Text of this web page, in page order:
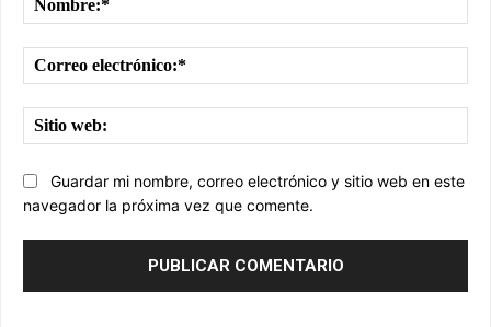
Guardar mi nombre, correo electrónico y sitio web en este
navegador la próxima vez que comente.